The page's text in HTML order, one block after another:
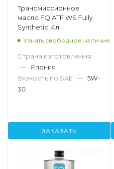
Трансмиссионное
масло FQ ATF WS Fully
Synthetic, 4л
Узнать свободное наличие
Страна изготовления
— Япония
Вязкость по SAE — 5W-
30
ЗАКАЗАТЬ